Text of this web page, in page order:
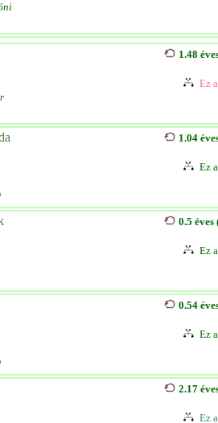
1.48
Ez
1.04
Ez
0.5 éves
Ez
0.54
Ez
2.17
Ez